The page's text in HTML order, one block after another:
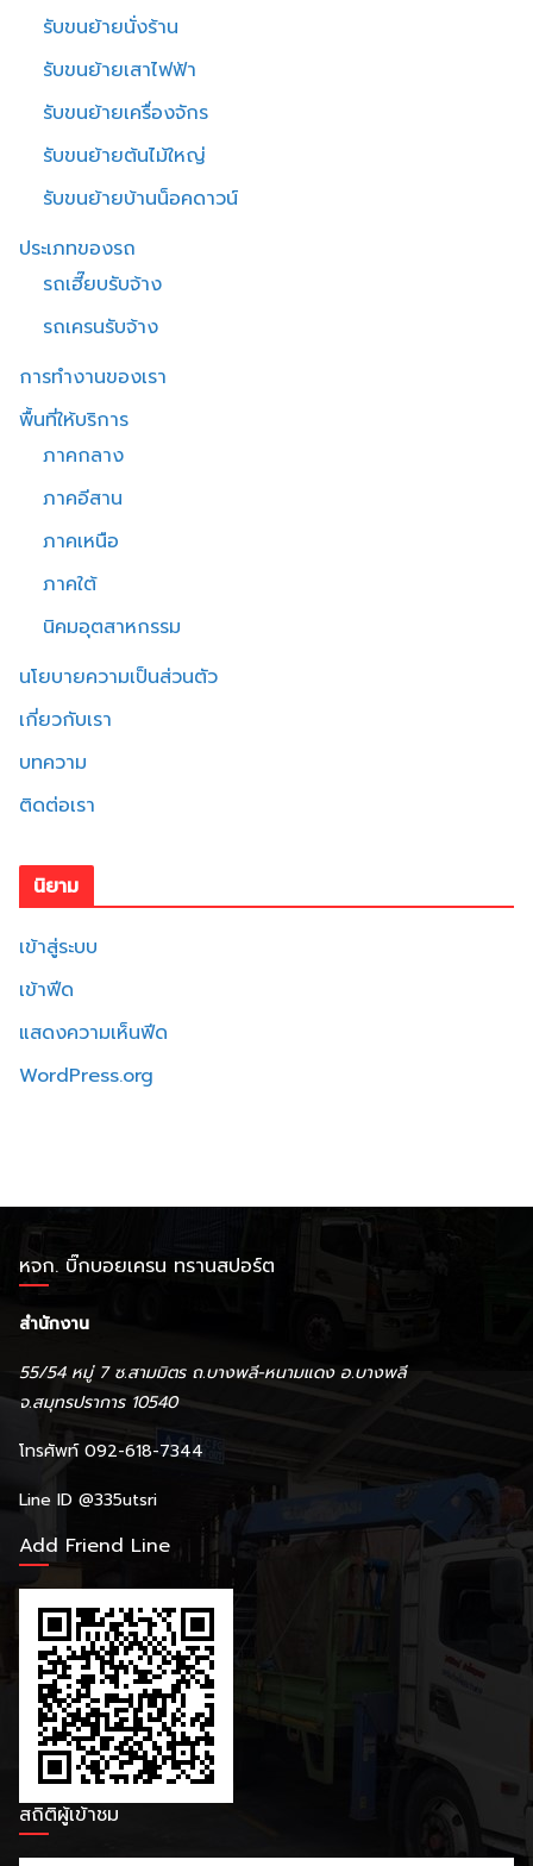
รับขนย้ายนั่งร้าน
รับขนย้ายเสาไฟฟ้า
รับขนย้ายเครื่องจักร
รับขนย้ายต้นไม้ใหญ่
รับขนย้ายบ้านน็อคดาวน์
ประเภทของรถ
รถเฮี๊ยบรับจ้าง
รถเครนรับจ้าง
การทำงานของเรา
พื้นที่ให้บริการ
ภาคกลาง
ภาคอีสาน
ภาคเหนือ
ภาคใต้
นิคมอุตสาหกรรม
นโยบายความเป็นส่วนตัว
เกี่ยวกับเรา
บทความ
ติดต่อเรา
นิยาม
เข้าสู่ระบบ
เข้าฟีด
แสดงความเห็นฟีด
WordPress.org
หจก. บิ๊กบอยเครน ทรานสปอร์ต
สำนักงาน
55/54 หมู่ 7 ซ.สามมิตร ถ.บางพลี-หนามแดง อ.บางพลี
จ.สมุทรปราการ 10540
โทรศัพท์ 092-618-7344
Line ID @335utsri
Add Friend Line
สถิติผู้เข้าชม